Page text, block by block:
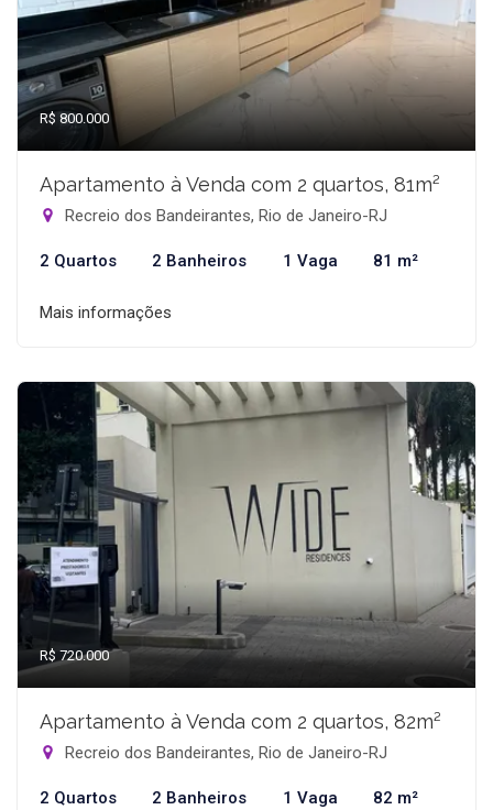
R$ 800.000
Apartamento à Venda com 2 quartos, 81m²
Recreio dos Bandeirantes, Rio de Janeiro-RJ
2 Quartos 2 Banheiros 1 Vaga 81 m²
Mais informações
R$ 720.000
Apartamento à Venda com 2 quartos, 82m²
Recreio dos Bandeirantes, Rio de Janeiro-RJ
2 Quartos 2 Banheiros 1 Vaga 82 m²